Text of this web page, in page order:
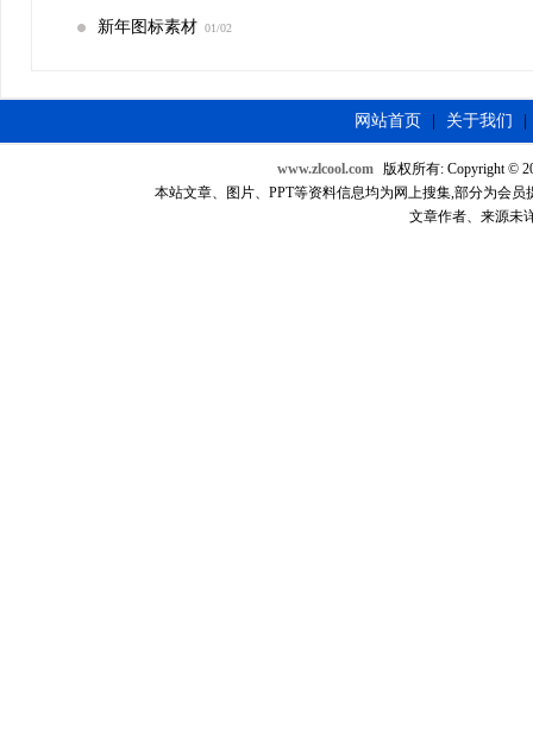
新年图标素材 01/02
网站首页 关于我们
www.zlcool.com 版权所有: Copyright ©
本站文章、图片、PPT等资料信息均为网上搜集,部分为会员
文章作者、来源未